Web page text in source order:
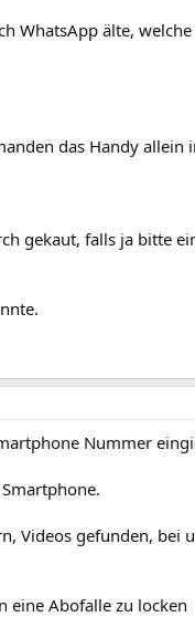
WhatsApp älte,
das Handy allein
gekaut, falls ja bitte
Nummer
Videos gefunden, bei
eine Abofalle zu locken